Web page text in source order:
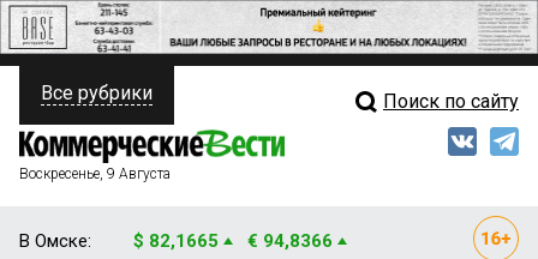
ПОЛИТИКА
ФИНАНСЫ
Свежий выпуск
Все рубрики Поиск по сайту
Воскресенье, 9 Августа
В Омске: $ 82,1665 € 94,8366